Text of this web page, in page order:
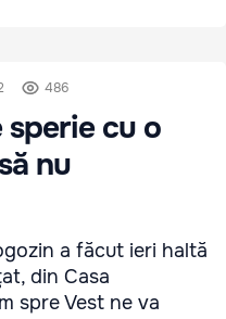
486
sperie cu o
nu
a făcut ieri haltă
din Casa
spre Vest ne va